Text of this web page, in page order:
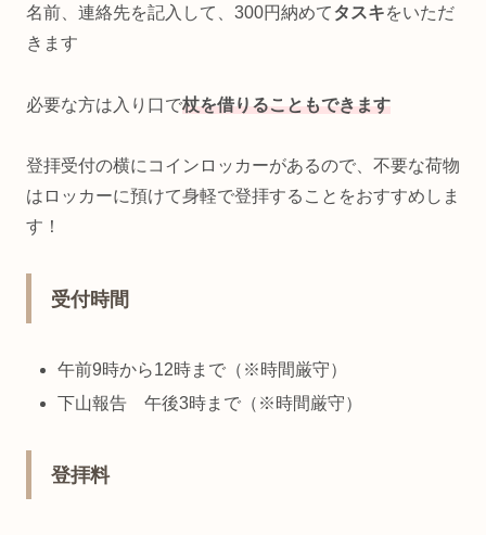
名前、連絡先を記入して、300円納めてタスキをいただ
きます
必要な方は入り口で杖を借りることもできます
登拝受付の横にコインロッカーがあるので、不要な荷物
はロッカーに預けて身軽で登拝することをおすすめしま
す！
受付時間
午前9時から12時まで（※時間厳守）
下山報告 午後3時まで（※時間厳守）
登拝料